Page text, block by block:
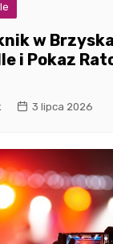
w
i Pokaz
3 lipca 2026